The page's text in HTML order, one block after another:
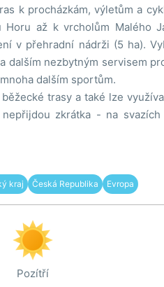
k procházkám, výletům a
Horu až k vrcholům Malého
v přehradní nádrži (5 ha).
dalším nezbytným servisem
dalším sportům.
trasy a také lze
zkrátka - na
kraj Česká Republika Evropa
Pozítří